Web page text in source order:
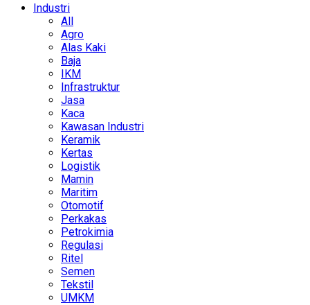
Industri
All
Agro
Alas Kaki
Baja
IKM
Infrastruktur
Jasa
Kaca
Kawasan Industri
Keramik
Kertas
Logistik
Mamin
Maritim
Otomotif
Perkakas
Petrokimia
Regulasi
Ritel
Semen
Tekstil
UMKM